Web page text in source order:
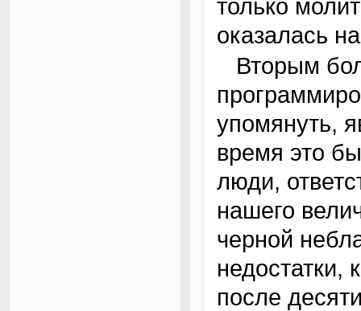
только
оказалась
Вторым большим шагом вперед в области
упомянуть,
время это
люди,
нашего
черной
недостатки,
после